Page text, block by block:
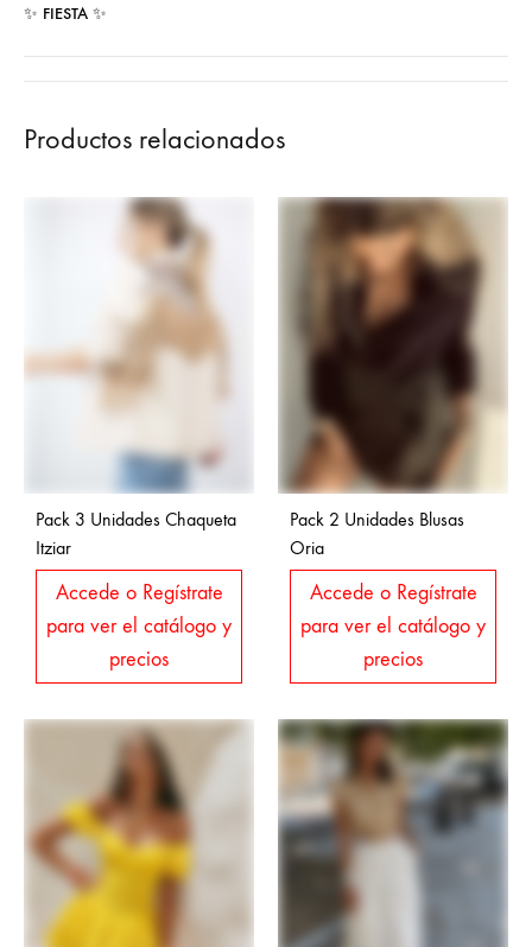
✨ FIESTA ✨
Productos relacionados
Pack 3 Unidades Chaqueta
Itziar
Accede o Regístrate
para ver el catálogo y
precios
Pack 2 Unidades Blusas
Oria
Accede o Regístrate
para ver el catálogo y
precios